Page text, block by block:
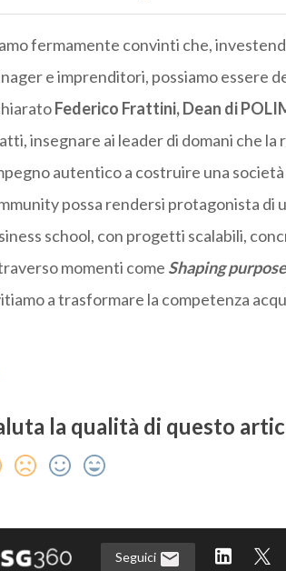
fermamente convinti che,
e imprenditori, possiamo essere
Federico Frattini, Dean di
insegnare ai leader di domani che
autentico a costruire una
possa rendersi protagonista di
school, con progetti scalabili,
momenti come Shaping
a trasformare la competenza
la qualità di questo
Seguici